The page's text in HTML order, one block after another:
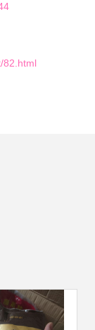
82.html